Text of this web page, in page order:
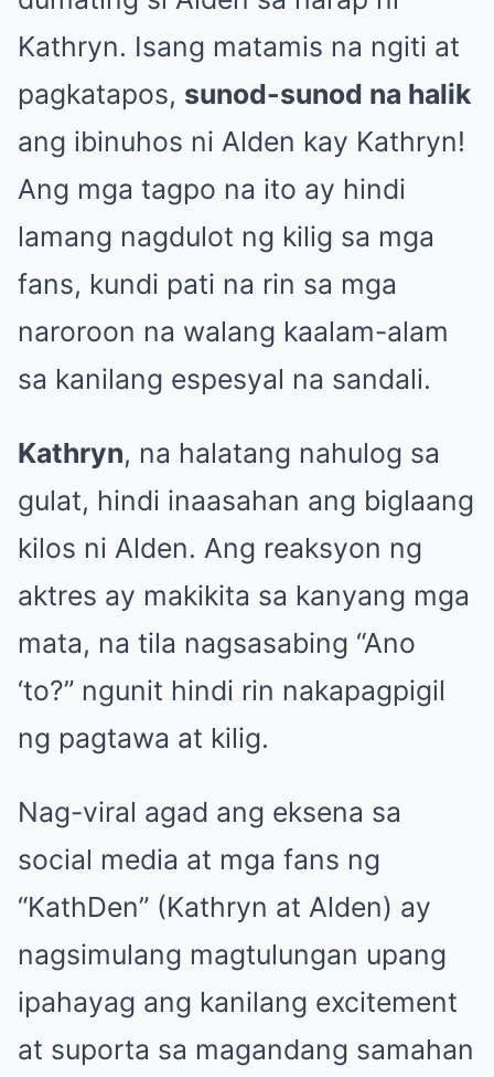
Kathryn. Isang matamis na ngiti at
pagkatapos, sunod-sunod na halik
ang ibinuhos ni Alden kay Kathryn!
Ang mga tagpo na ito ay hindi
lamang nagdulot ng kilig sa mga
fans, kundi pati na rin sa mga
naroroon na walang kaalam-alam
sa kanilang espesyal na sandali.
Kathryn, na halatang nahulog sa
gulat, hindi inaasahan ang biglaang
kilos ni Alden. Ang reaksyon ng
aktres ay makikita sa kanyang mga
mata, na tila nagsasabing “Ano
‘to?” ngunit hindi rin nakapagpigil
ng pagtawa at kilig.
Nag-viral agad ang eksena sa
social media at mga fans ng
“KathDen” (Kathryn at Alden) ay
nagsimulang magtulungan upang
ipahayag ang kanilang excitement
at suporta sa magandang samahan